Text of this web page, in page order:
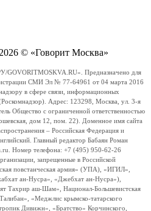
© «Говорит Москва»
Предназначено для
СМИ Эл № 77-64961 от 04 марта 2016
в сфере связи, информационных
Адрес: 123298, Москва, ул. 3-я
Общество с ограниченной ответственностью
дом 12, пом. 22). Доменное имя сайта
– Российская Федерация и
Главный редактор Бабаян Роман
Номер телефона: +7 (495) 950-62-26
запрещенные в Российской
повстанческая армия» (УПА), «ИГИЛ»,
ан-Нусра», «Джебхат ан-Нусра»),
Тахрир аш-Шам», Национал-Большевистская
«Меджлис крымско-татарского
Дивижн», «Братство» Корчинского,